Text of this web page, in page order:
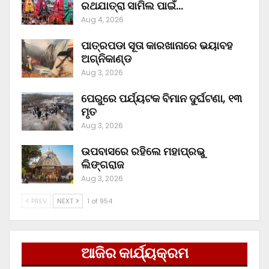
ରଥଯାତ୍ରା ସାମିଲ ପାଇଁ…
Aug 4, 2026
ପାତ୍ରପଡା ସୂତା କାରଖାନାରେ ଭୟାବହ
ଅଗ୍ନିକାଣ୍ଡ
Aug 3, 2026
ପେରୁରେ ପର୍ଯ୍ୟଟକ ବିମାନ ଦୁର୍ଘଟଣା, ୧୩
ମୃତ
Aug 3, 2026
ଉପବାସରେ ରହିଲେ ମହାପ୍ରଭୁ
ଲିଙ୍ଗରାଜ
Aug 3, 2026
PREV NEXT 1 of 954
ଆଜିର କାର୍ଯ୍ୟକ୍ରମ